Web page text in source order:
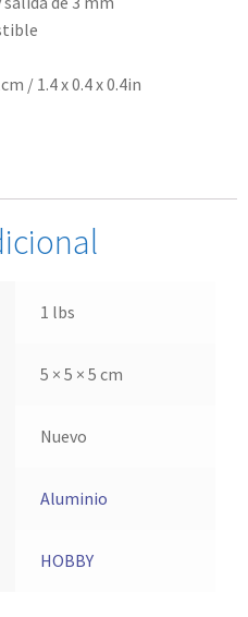
/ 1.4 x 0.4 x 0.4in
1 lbs
5 × 5 × 5 cm
Nuevo
Aluminio
HOBBY